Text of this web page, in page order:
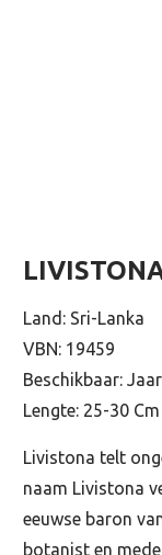
Land: Sri-Lanka
VBN: 19459
Beschikbaar:
Lengte: 25-30 Cm
Livistona telt
naam Livistona
eeuwse baron
botanist en